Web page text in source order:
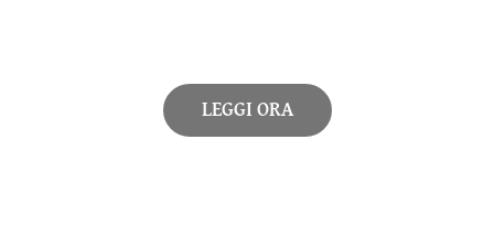
LEGGI ORA